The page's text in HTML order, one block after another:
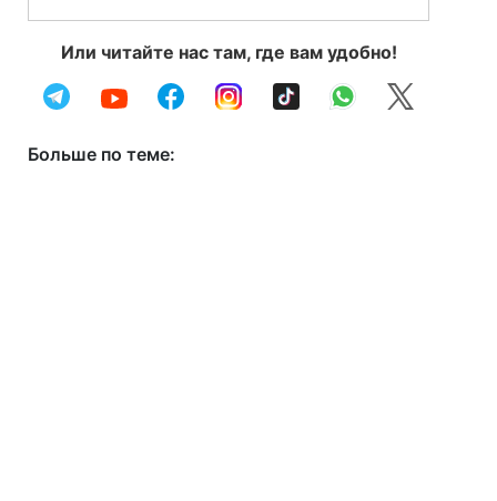
Или читайте нас там, где вам удобно!
Больше по теме: